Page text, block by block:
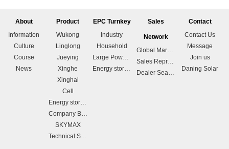
About
Information
Culture
Course
News
Product
Wukong
Linglong
Jueying
Xinghe
Xinghai
Cell
Energy storage
Company Brochure
SKYMAX
Technical Support
EPC Turnkey
Industry
Household
Large Power station
Energy storage
Sales
Network
Global Marketing Branches
Sales Representative List
Dealer Search
Contact
Contact Us
Message
Join us
Daning Solar